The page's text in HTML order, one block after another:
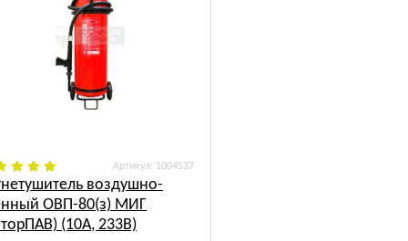
: 1004537
воздушно-
ОВП-80(з) МИГ
(10А, 233В)